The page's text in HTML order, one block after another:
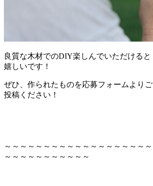
良質な木材でのDIY楽しんでいただけると
嬉しいです！
ぜひ、作られたものを応募フォームよりご
投稿ください！
～～～～～～～～～～～～～～～～～～～
～～～～～～～～～～～